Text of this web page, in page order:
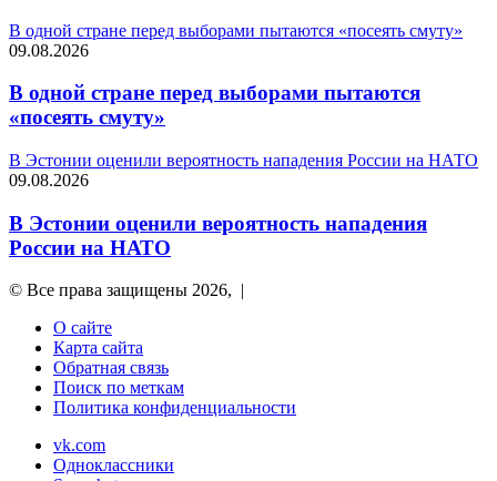
В одной стране перед выборами пытаются «посеять смуту»
09.08.2026
В одной стране перед выборами пытаются
«посеять смуту»
В Эстонии оценили вероятность нападения России на НАТО
09.08.2026
В Эстонии оценили вероятность нападения
России на НАТО
© Все права защищены 2026, |
О сайте
Карта сайта
Обратная связь
Поиск по меткам
Политика конфиденциальности
vk.com
Одноклассники